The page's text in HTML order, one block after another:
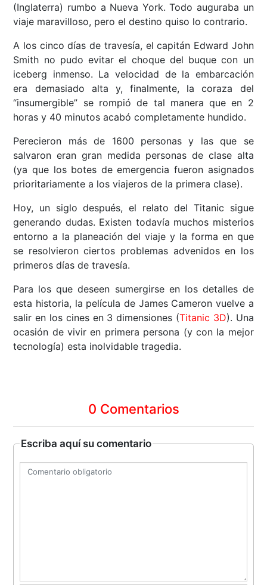
(Inglaterra) rumbo a Nueva York. Todo auguraba un
viaje maravilloso, pero el destino quiso lo contrario.
A los cinco días de travesía, el capitán Edward John
Smith no pudo evitar el choque del buque con un
iceberg inmenso. La velocidad de la embarcación
era demasiado alta y, finalmente, la coraza del
“insumergible” se rompió de tal manera que en 2
horas y 40 minutos acabó completamente hundido.
Perecieron más de 1600 personas y las que se
salvaron eran gran medida personas de clase alta
(ya que los botes de emergencia fueron asignados
prioritariamente a los viajeros de la primera clase).
Hoy, un siglo después, el relato del Titanic sigue
generando dudas. Existen todavía muchos misterios
entorno a la planeación del viaje y la forma en que
se resolvieron ciertos problemas advenidos en los
primeros días de travesía.
Para los que deseen sumergirse en los detalles de
esta historia, la película de James Cameron vuelve a
salir en los cines en 3 dimensiones (Titanic 3D). Una
ocasión de vivir en primera persona (y con la mejor
tecnología) esta inolvidable tragedia.
0 Comentarios
Escriba aquí su comentario